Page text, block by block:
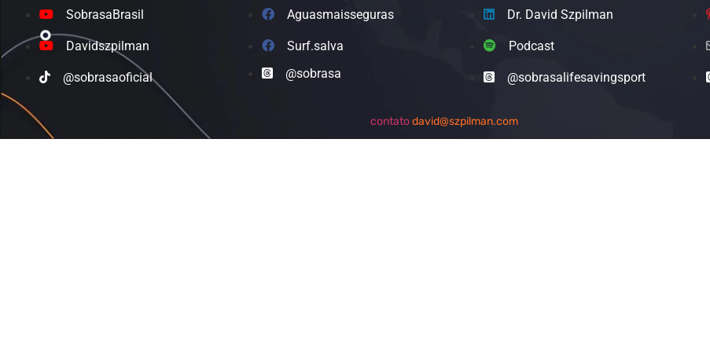
SobrasaBrasil
Davidszpilman
@sobrasaoficial
Aguasmaisseguras
Surf.salva
@sobrasa
Dr. David Szpilman
Podcast
@sobrasalifesavingsport
contatodavid@szpilman.com